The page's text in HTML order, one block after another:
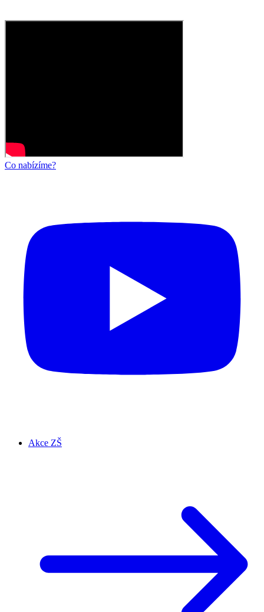
Co nabízíme?
Akce ZŠ